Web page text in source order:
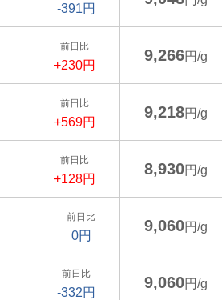
-391円
前日比
+230円
9,266円/g
前日比
+569円
9,218円/g
前日比
+128円
8,930円/g
前日比
0円
9,060円/g
前日比
-332円
9,060円/g